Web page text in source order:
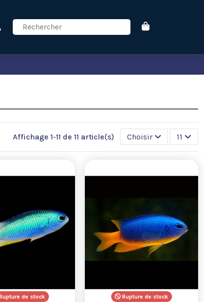
Affichage 1-11 de 11 article(s) Choisir 11
de stock Rupture de stock